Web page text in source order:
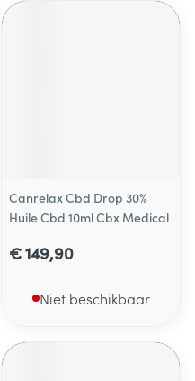
Canrelax Cbd Drop 30%
Huile Cbd 10ml Cbx Medical
€ 149,90
Niet beschikbaar